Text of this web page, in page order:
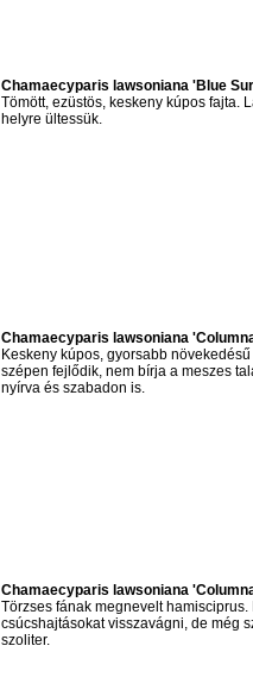
Chamaecyparis lawsoniana 'Blue
Tömött, ezüstös, keskeny kúpos fajta.
helyre ültessük.
Chamaecyparis lawsoniana
Keskeny kúpos, gyorsabb
szépen fejlődik, nem bírja a meszes
nyírva és szabadon is.
Chamaecyparis lawsoniana
Törzses fának megnevelt
csúcshajtásokat visszavágni, de még
szoliter.